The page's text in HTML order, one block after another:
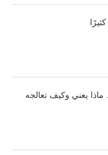
يعني وكيف تعالجه